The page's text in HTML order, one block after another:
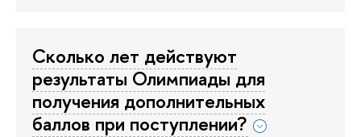
Сколько лет действуют
результаты Олимпиады для
получения дополнительных
баллов при поступлении?